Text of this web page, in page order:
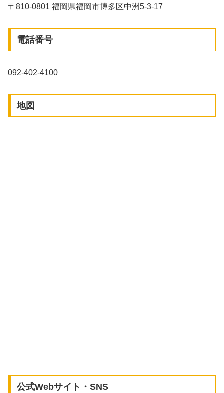
〒810-0801 福岡県福岡市博多区中洲5-3-17
電話番号
092-402-4100
地図
公式Webサイト・SNS